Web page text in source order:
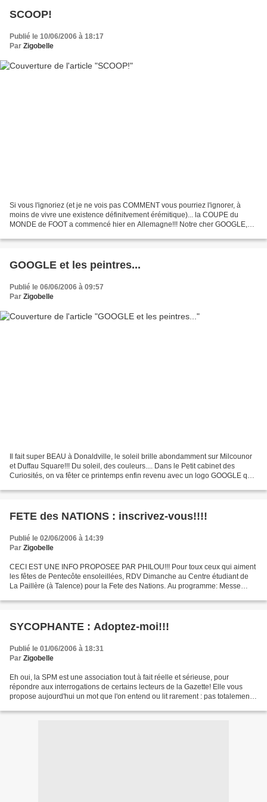
SCOOP!
Publié le 10/06/2006 à 18:17
Par Zigobelle
Si vous l'ignoriez (et je ne vois pas COMMENT vous pourriez l'ignorer, à
moins de vivre une existence définitvement érémitique)... la COUPE du
MONDE de FOOT a commencé hier en Allemagne!!! Notre cher GOOGLE,
GOOGLE et les peintres...
Publié le 06/06/2006 à 09:57
Par Zigobelle
Il fait super BEAU à Donaldville, le soleil brille abondamment sur Milcounor
et Duffau Square!!! Du soleil, des couleurs.... Dans le Petit cabinet des
Curiosités, on va fêter ce printemps enfin revenu avec un logo GOOGLE qui
FETE des NATIONS : inscrivez-vous!!!!
Publié le 02/06/2006 à 14:39
Par Zigobelle
CECI EST UNE INFO PROPOSEE PAR PHILOU!!! Pour toux ceux qui aiment
les fêtes de Pentecôte ensoleillées, RDV Dimanche au Centre étudiant de
La Paillère (à Talence) pour la Fete des Nations. Au programme: Messe
SYCOPHANTE : Adoptez-moi!!!
Publié le 01/06/2006 à 18:31
Par Zigobelle
Eh oui, la SPM est une association tout à fait réelle et sérieuse, pour
répondre aux interrogations de certains lecteurs de la Gazette! Elle vous
propose aujourd'hui un mot que l'on entend ou lit rarement : pas totalement